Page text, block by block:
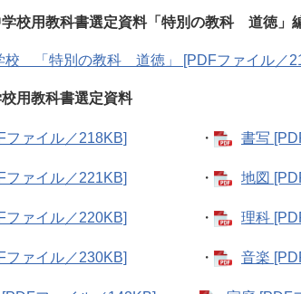
校用教科書選定資料「特別の教科 道徳」
校 「特別の教科 道徳」 [PDFファイル／
用教科書選定資料
ファイル／218KB] ・ 書写
ファイル／221KB] ・ 地図
ファイル／220KB] ・ 理科
ファイル／230KB] ・ 音楽